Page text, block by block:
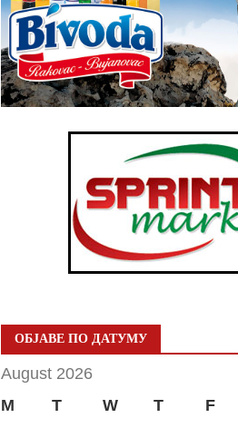
ОБЈАВЕ ПО ДАТУМУ
August 2026
M
T W T F